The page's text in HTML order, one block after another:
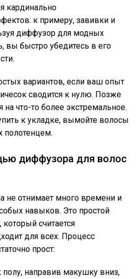
кардинально
к примеру, завивки и
диффузор для модных
вы быстро убедитесь в его
вариантов, если ваш опыт
сводится к нулю. Позже
что-то более экстремальное.
к укладке, вымойте волосы
полотенцем.
диффузора для волос
не отнимает много времени и
навыков. Это простой
считается
для всех. Процесс
прост:
полу, направив макушку вниз,